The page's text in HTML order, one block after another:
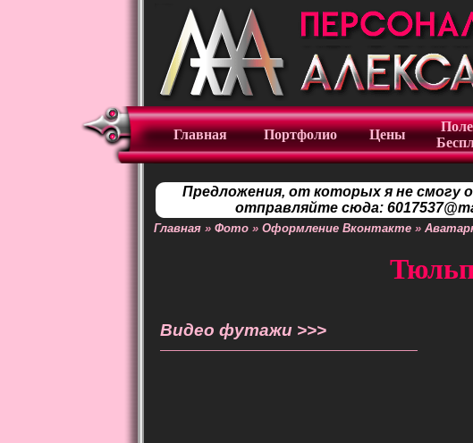
Главная Портфолио Цены
Предложения, от которых я не смогу
отправляйте сюда:
Главная » Фото » Оформление Вконтакте »
Видео футажи >>>